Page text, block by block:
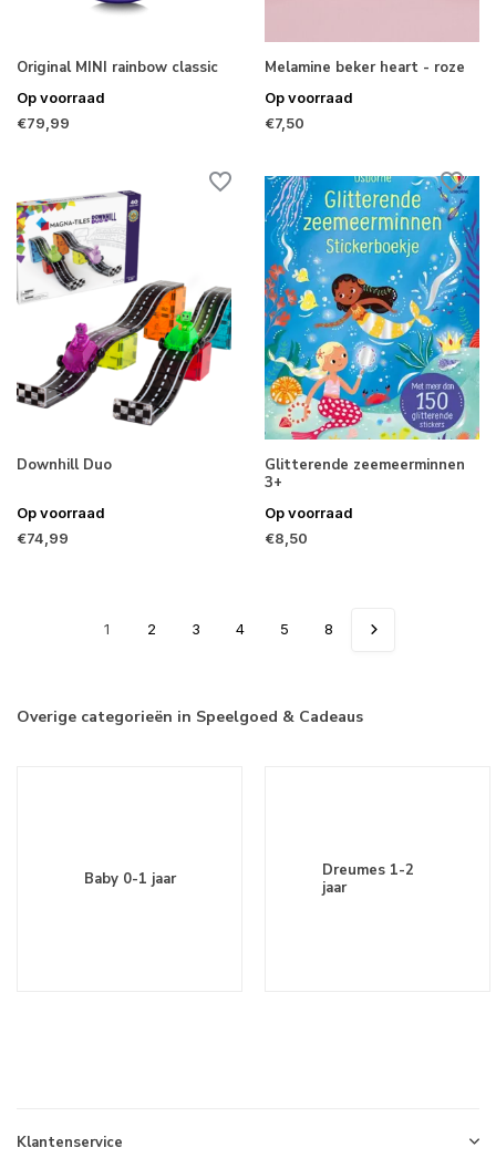
Original MINI rainbow classic
Op voorraad
€79,99
Melamine beker heart - roze
Op voorraad
€7,50
Downhill Duo
Op voorraad
€74,99
Glitterende zeemeerminnen
3+
Op voorraad
€8,50
1 2 3 4 5 8
Overige categorieën in Speelgoed & Cadeaus
Baby 0-1 jaar
Dreumes 1-2
jaar
Klantenservice